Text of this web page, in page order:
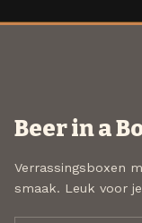
Beer in a
Verrassingsboxen
smaak. Leuk voor